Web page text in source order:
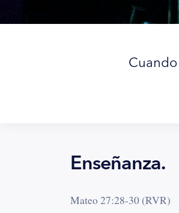
Enseñanza.
Mateo 27:28-30 (RVR)